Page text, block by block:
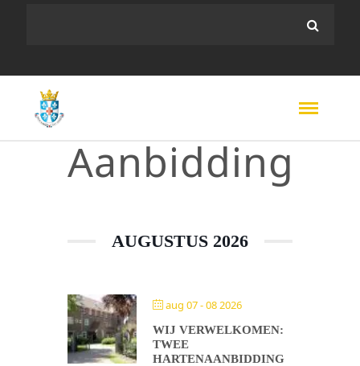
Aanbidding
AUGUSTUS 2026
aug 07 - 08 2026
WIJ VERWELKOMEN:
TWEE
HARTENAANBIDDING